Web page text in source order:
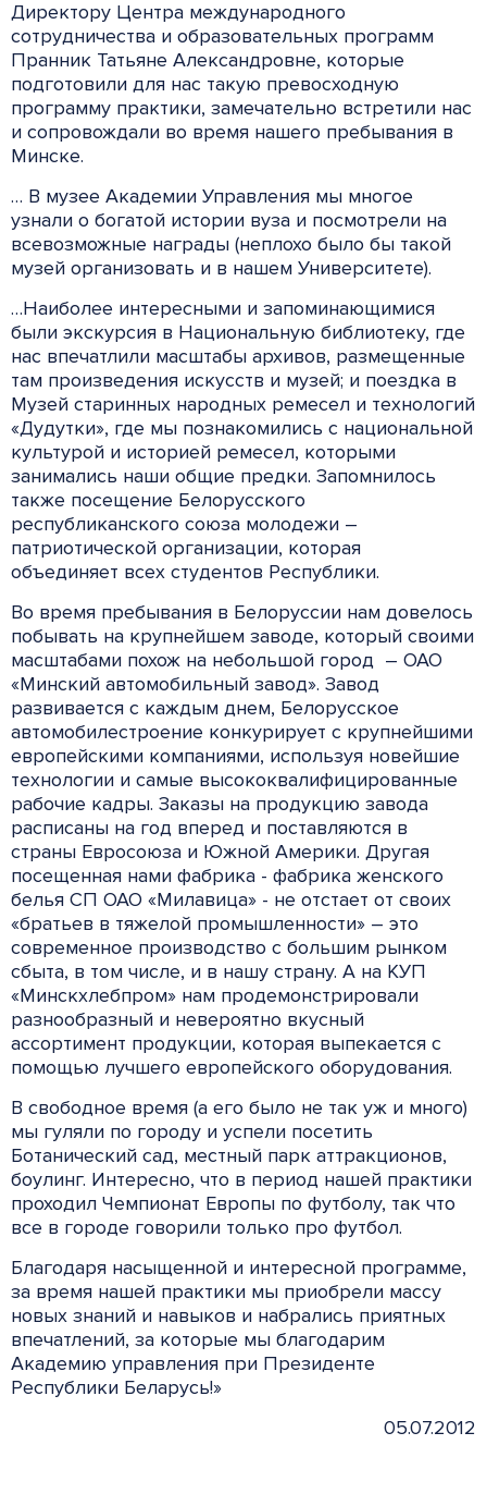
Директору Центра международного
сотрудничества и образовательных программ
Пранник Татьяне Александровне, которые
подготовили для нас такую превосходную
программу практики, замечательно встретили нас
и сопровождали во время нашего пребывания в
Минске.
… В музее Академии Управления мы многое
узнали о богатой истории вуза и посмотрели на
всевозможные награды (неплохо было бы такой
музей организовать и в нашем Университете).
…Наиболее интересными и запоминающимися
были экскурсия в Национальную библиотеку, где
нас впечатлили масштабы архивов, размещенные
там произведения искусств и музей; и поездка в
Музей старинных народных ремесел и технологий
«Дудутки», где мы познакомились с национальной
культурой и историей ремесел, которыми
занимались наши общие предки. Запомнилось
также посещение Белорусского
республиканского союза молодежи –
патриотической организации, которая
объединяет всех студентов Республики.
Во время пребывания в Белоруссии нам довелось
побывать на крупнейшем заводе, который своими
масштабами похож на небольшой город – ОАО
«Минский автомобильный завод». Завод
развивается с каждым днем, Белорусское
автомобилестроение конкурирует с крупнейшими
европейскими компаниями, используя новейшие
технологии и самые высококвалифицированные
рабочие кадры. Заказы на продукцию завода
расписаны на год вперед и поставляются в
страны Евросоюза и Южной Америки. Другая
посещенная нами фабрика - фабрика женского
белья СП ОАО «Милавица» - не отстает от своих
«братьев в тяжелой промышленности» – это
современное производство с большим рынком
сбыта, в том числе, и в нашу страну. А на КУП
«Минскхлебпром» нам продемонстрировали
разнообразный и невероятно вкусный
ассортимент продукции, которая выпекается с
помощью лучшего европейского оборудования.
В свободное время (а его было не так уж и много)
мы гуляли по городу и успели посетить
Ботанический сад, местный парк аттракционов,
боулинг. Интересно, что в период нашей практики
проходил Чемпионат Европы по футболу, так что
все в городе говорили только про футбол.
Благодаря насыщенной и интересной программе,
за время нашей практики мы приобрели массу
новых знаний и навыков и набрались приятных
впечатлений, за которые мы благодарим
Академию управления при Президенте
Республики Беларусь!»
05.07.2012